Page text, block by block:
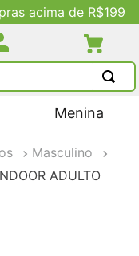
acima de R$199
Menina
Masculino
ADULTO